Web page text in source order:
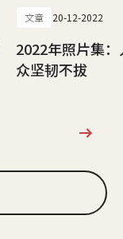
文章 20-12-2022
2022年照片集
众坚韧不拔